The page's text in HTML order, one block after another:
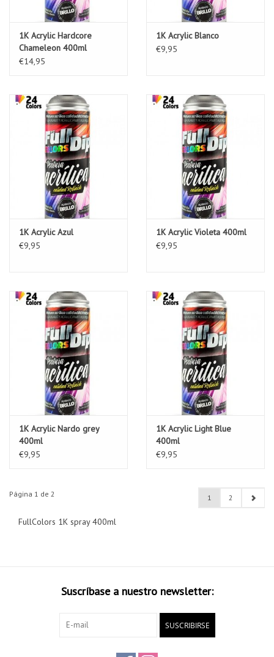
1K Acrylic Hardcore
Chameleon 400ml
€14,95
1K Acrylic Blanco
€9,95
1K Acrylic Azul
€9,95
1K Acrylic Violeta 400ml
€9,95
1K Acrylic Nardo grey
400ml
€9,95
1K Acrylic Light Blue
400ml
€9,95
Página 1 de 2 1 2
FullColors 1K spray 400ml
Suscríbase a nuestro newsletter:
SUSCRIBIRSE